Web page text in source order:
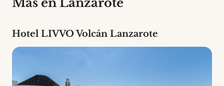
Hotel LIVVO Volcán Lanzarote